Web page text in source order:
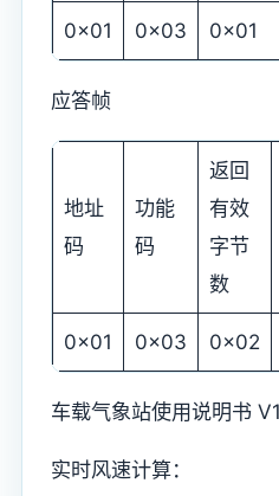
0x01 0x03 0x01
应答帧
地址
码
功能
码
返回
有效
字节
数
0x01 0x03 0x02
车载气象站使用说明书
实时风速计算：